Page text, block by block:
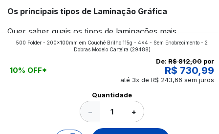
Os principais tipos de Laminação Gráfica
Quer saber quais os tipos de laminações mais
aplicados nos impressos da gráfica FuturaIM? Então,
continue a leitura que vamos revelar para você!
500 Folder - 200x100mm em Couché Brilho 115g - 4x4 - Sem Enobrecimento - 2
Dobras Modelo Carteira (29488)
10% OFF*
De: R$ 812,00 por
R$ 730,99
até 3x de R$ 243,66 sem juros
Quantidade
− +